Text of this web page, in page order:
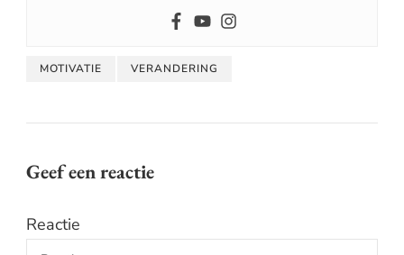
MOTIVATIE VERANDERING
Geef een reactie
Reactie